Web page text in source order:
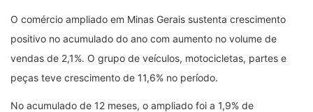
O comércio ampliado em Minas Gerais sustenta crescimento
positivo no acumulado do ano com aumento no volume de
vendas de 2,1%. O grupo de veículos, motocicletas, partes e
peças teve crescimento de 11,6% no período.
No acumulado de 12 meses, o ampliado foi a 1,9% de